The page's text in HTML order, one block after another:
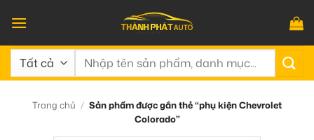
qua
nội
dung
Tìm
Trang chủ / Sản phẩm được gắn thẻ “phụ kiện Chevrolet
Colorado”